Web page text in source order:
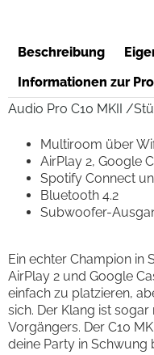
Beschreibung
Informationen zur
Audio Pro C10 MKII /
Multiroom über
AirPlay 2, Google
Spotify Connect
Bluetooth 4.2
Subwoofer-
Ein echter Champion in
AirPlay 2 und Google
einfach zu platzieren,
sich. Der Klang ist
Vorgängers. Der C10
deine Party in Schwung